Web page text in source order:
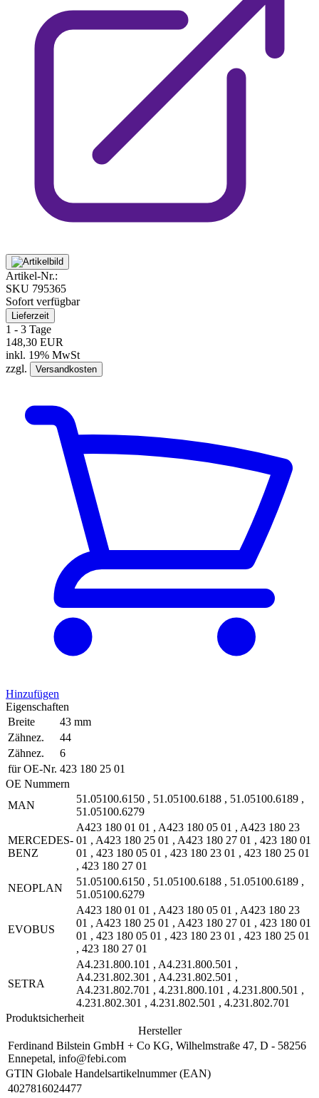
Artikel-Nr.:
SKU 795365
Sofort verfügbar
Lieferzeit
1 - 3 Tage
148,30 EUR
inkl. 19% MwSt
zzgl.
Versandkosten
Hinzufügen
Eigenschaften
Breite
43 mm
Zähnez.
44
Zähnez.
6
für OE-Nr. 423 180 25 01
OE Nummern
MAN
51.05100.6150 , 51.05100.6188 , 51.05100.6189 ,
51.05100.6279
MERCEDES-
BENZ
A423 180 01 01 , A423 180 05 01 , A423 180 23
01 , A423 180 25 01 , A423 180 27 01 , 423 180 01
01 , 423 180 05 01 , 423 180 23 01 , 423 180 25 01
, 423 180 27 01
NEOPLAN
51.05100.6150 , 51.05100.6188 , 51.05100.6189 ,
51.05100.6279
EVOBUS
A423 180 01 01 , A423 180 05 01 , A423 180 23
01 , A423 180 25 01 , A423 180 27 01 , 423 180 01
01 , 423 180 05 01 , 423 180 23 01 , 423 180 25 01
, 423 180 27 01
SETRA
A4.231.800.101 , A4.231.800.501 ,
A4.231.802.301 , A4.231.802.501 ,
A4.231.802.701 , 4.231.800.101 , 4.231.800.501 ,
4.231.802.301 , 4.231.802.501 , 4.231.802.701
Produktsicherheit
Hersteller
Ferdinand Bilstein GmbH + Co KG, Wilhelmstraße 47, D - 58256
Ennepetal, info@febi.com
GTIN Globale Handelsartikelnummer (EAN)
4027816024477